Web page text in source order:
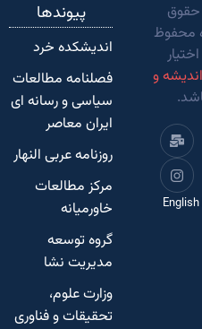
محفوظ
اندیشه و
پیوندها
اندیشکده‌ خرد
فصلنامه مطالعات
سیاسی و رسانه ای
ایران معاصر
روزنامه عربی النهار
مرکز مطالعات
خاورمیانه
گروه توسعه
مدیریت نشا
وزارت علوم،
تحقیقات و فناوری